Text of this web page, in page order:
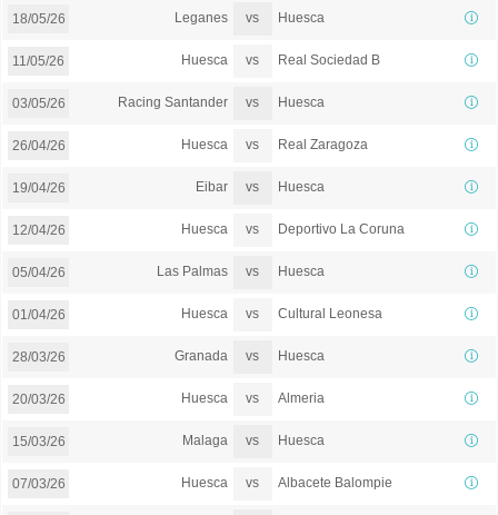
18/05/26 Leganes vs Huesca
11/05/26 Huesca vs Real Sociedad B
03/05/26 Racing Santander vs Huesca
26/04/26 Huesca vs Real Zaragoza
19/04/26 Eibar vs Huesca
12/04/26 Huesca vs Deportivo La Coruna
05/04/26 Las Palmas vs Huesca
01/04/26 Huesca vs Cultural Leonesa
28/03/26 Granada vs Huesca
20/03/26 Huesca vs Almeria
15/03/26 Malaga vs Huesca
07/03/26 Huesca vs Albacete Balompie